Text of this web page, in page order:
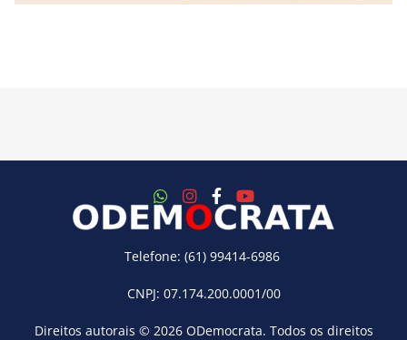
Telefone: (61) 99414-6986
CNPJ: 07.174.200.0001/00
Direitos autorais © 2026 ODemocrata. Todos os direitos